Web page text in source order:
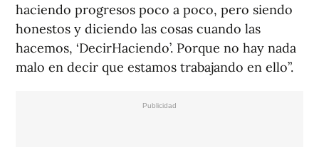
haciendo progresos poco a poco, pero siendo
honestos y diciendo las cosas cuando las
hacemos, ‘DecirHaciendo’. Porque no hay nada
malo en decir que estamos trabajando en ello”.